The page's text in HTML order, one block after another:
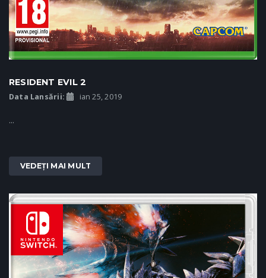
RESIDENT EVIL 2
Data Lansării: ian 25, 2019
...
VEDEȚI MAI MULT